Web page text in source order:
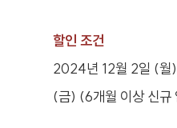
할인 조건
2024년 12월 2일 (월
(금) (6개월 이상 신규